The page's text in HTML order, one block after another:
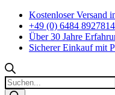
Zum
Inhalt
springen
Kostenloser Versand
+49 (0) 6484 8927814
Über 30 Jahre
Sicherer Einkauf mit
Products
search